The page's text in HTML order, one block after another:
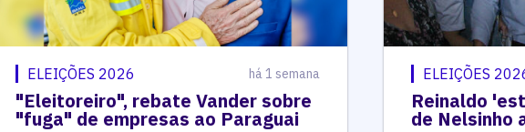
ELEIÇÕES 2026 há 1 semana
"Eleitoreiro", rebate Vander sobre
"fuga" de empresas ao Paraguai
ELEIÇÕES
Reinaldo
de Nelsinho